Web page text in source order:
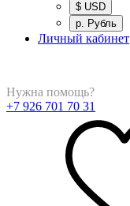
$ USD
р. Рубль
Личный кабинет
Нужна помощь?
+7 926 701 70 31